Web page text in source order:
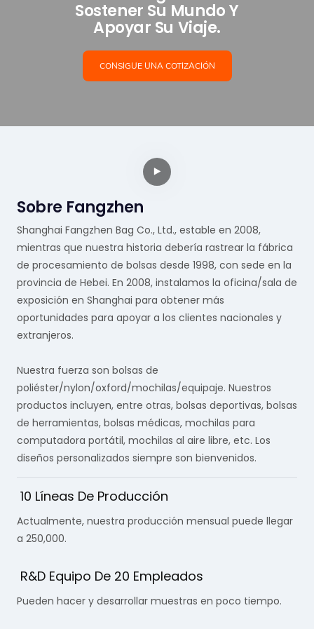
Sostener Su Mundo Y
Apoyar Su Viaje.
CONSIGUE UNA COTIZACIÓN
Sobre Fangzhen
Shanghai Fangzhen Bag Co., Ltd., estable en 2008,
mientras que nuestra historia debería rastrear la fábrica
de procesamiento de bolsas desde 1998, con sede en la
provincia de Hebei. En 2008, instalamos la oficina/sala de
exposición en Shanghai para obtener más
oportunidades para apoyar a los clientes nacionales y
extranjeros.
Nuestra fuerza son bolsas de
poliéster/nylon/oxford/mochilas/equipaje. Nuestros
productos incluyen, entre otras, bolsas deportivas, bolsas
de herramientas, bolsas médicas, mochilas para
computadora portátil, mochilas al aire libre, etc. Los
diseños personalizados siempre son bienvenidos.
10 Líneas De Producción
Actualmente, nuestra producción mensual puede llegar
a 250,000.
R&D Equipo De 20 Empleados
Pueden hacer y desarrollar muestras en poco tiempo.